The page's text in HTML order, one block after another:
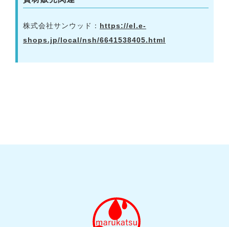
株式会社サンウッド： https://el.e-
shops.jp/local/nsh/6641538405.html